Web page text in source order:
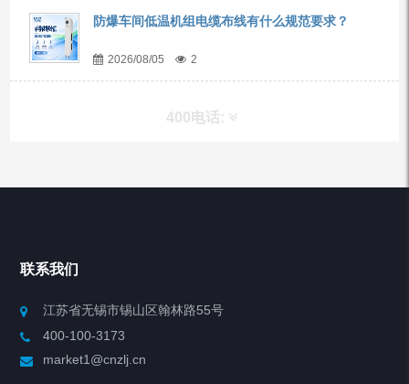
防爆车间低温机组电缆布线有什么规范要求？
2026/08/05 2
400电话:
产品分类
制冷加热动态控温系统
联系我们
江苏省无锡市锡山区翰林路55号
400-100-3173
market1@cnzlj.cn